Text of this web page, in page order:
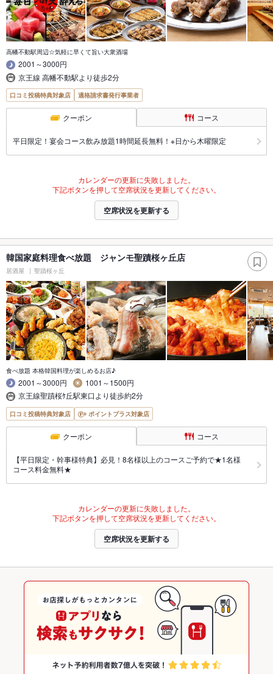
高幡不動駅周辺☆気軽に早くて旨い大衆酒場
2001～3000円
京王線 高幡不動駅より徒歩2分
口コミ投稿特典対象店 適格請求書発行事業者
クーポン コース
平日限定！宴会コース飲み放題1時間延長無料！※日から木曜限定
カレンダーの更新に失敗しました。
下記ボタンを押して空席状況を更新してください。
空席状況を更新する
韓国家庭料理食べ放題 ジャンモ聖蹟桜ヶ丘店
居酒屋 聖蹟桜ヶ丘
食べ放題 本格韓国料理が楽しめるお店♪
2001～3000円
1001～1500円
京王線聖蹟桜ｹ丘駅東口より徒歩約2分
口コミ投稿特典対象店 ポイントプラス対象店
クーポン コース
【平日限定・幹事様特典】必見！8名様以上のコースご予約で★1名様
コース料金無料★
カレンダーの更新に失敗しました。
下記ボタンを押して空席状況を更新してください。
空席状況を更新する